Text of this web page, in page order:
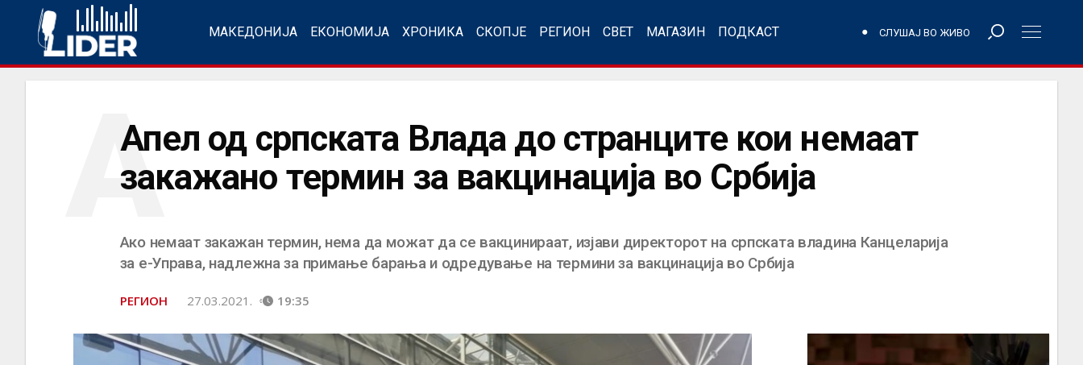
МАКЕДОНИЈА ЕКОНОМИЈА ХРОНИКА СКОПЈЕ РЕГИОН СВЕТ МАГАЗИН ПОДКАСТ СЛУШАЈ ВО ЖИВО
Апел од српската Влада до странците кои немаат
закажано термин за вакцинација во Србија
А
Ако немаат закажан термин, нема да можат да се вакцинираат, изјави директорот на српската владина Канцеларија
за е-Управа, надлежна за примање барања и одредување на термини за вакцинација во Србија
РЕГИОН 27.03.2021. 19:35